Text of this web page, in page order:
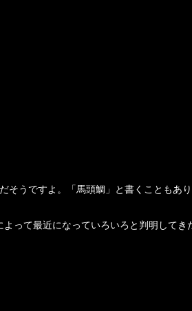
うですよ。「馬頭鯛」と書くこともあ
って最近になっていろいろと判明してき